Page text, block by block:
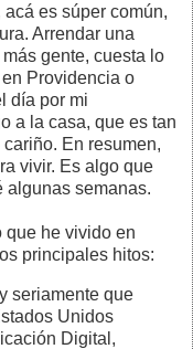
es súper común,
Arrendar una
gente, cuesta lo
Providencia o
día por mi
a la casa, que es tan
En resumen,
vivir. Es algo que
algunas semanas.
que he vivido en
principales hitos:
seriamente que
Unidos
Digital,